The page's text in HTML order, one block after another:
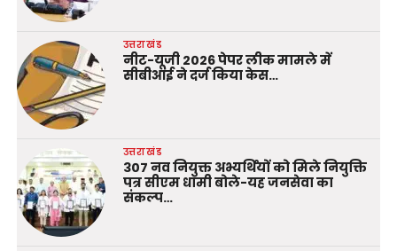
उत्तराखंड
नीट-यूजी 2026 पेपर लीक मामले में
सीबीआई ने दर्ज किया केस…
उत्तराखंड
307 नव नियुक्त अभ्यर्थियों को मिले नियुक्ति
पत्र सीएम धामी बोले-यह जनसेवा का
संकल्प…